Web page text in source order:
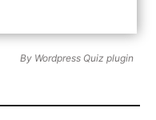
By Wordpress Quiz plugin